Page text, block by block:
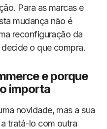
Para as marcas e
mudança não é
reconfiguração da
o que compra.
e porque
importa
novidade, mas a sua
tratá-lo com outra